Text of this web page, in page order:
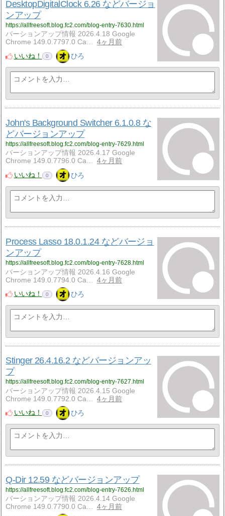
DesktopDigitalClock 6.26 などバージョ
ンアップ
https://allfreesoft.blog.fc2.com/blog-entry-7630.html
バーションアップ情報 2026.4.18 Google
Chrome 149.0.7797.0 Ca…
4ヶ月前
いいね！
0 ひろ
John's Background Switcher 6.1.0.8 な
どバージョンアップ
https://allfreesoft.blog.fc2.com/blog-entry-7629.html
バーションアップ情報 2026.4.17 Google
Chrome 149.0.7796.0 Ca…
4ヶ月前
いいね！
0 ひろ
Process Lasso 18.0.1.24 などバージョ
ンアップ
https://allfreesoft.blog.fc2.com/blog-entry-7628.html
バーションアップ情報 2026.4.16 Google
Chrome 149.0.7794.0 Ca…
4ヶ月前
いいね！
0 ひろ
Stinger 26.4.16.2 などバージョンアッ
プ
https://allfreesoft.blog.fc2.com/blog-entry-7627.html
バーションアップ情報 2026.4.15 Google
Chrome 149.0.7792.0 Ca…
4ヶ月前
いいね！
0 ひろ
Q-Dir 12.59 などバージョンアップ
https://allfreesoft.blog.fc2.com/blog-entry-7626.html
バーションアップ情報 2026.4.14 Google
Chrome 149.0.7790.0 Ca…
4ヶ月前